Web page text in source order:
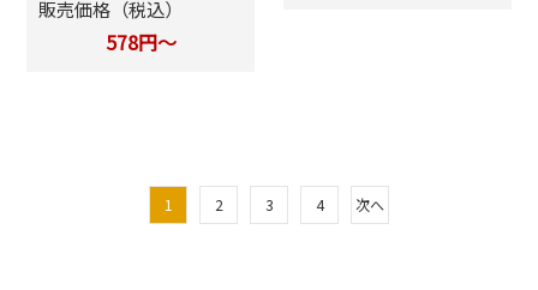
販売価格（税込）
578円～
1 2 3 4 次へ